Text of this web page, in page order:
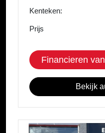
Kenteken:
Prijs
Financieren
Bekijk